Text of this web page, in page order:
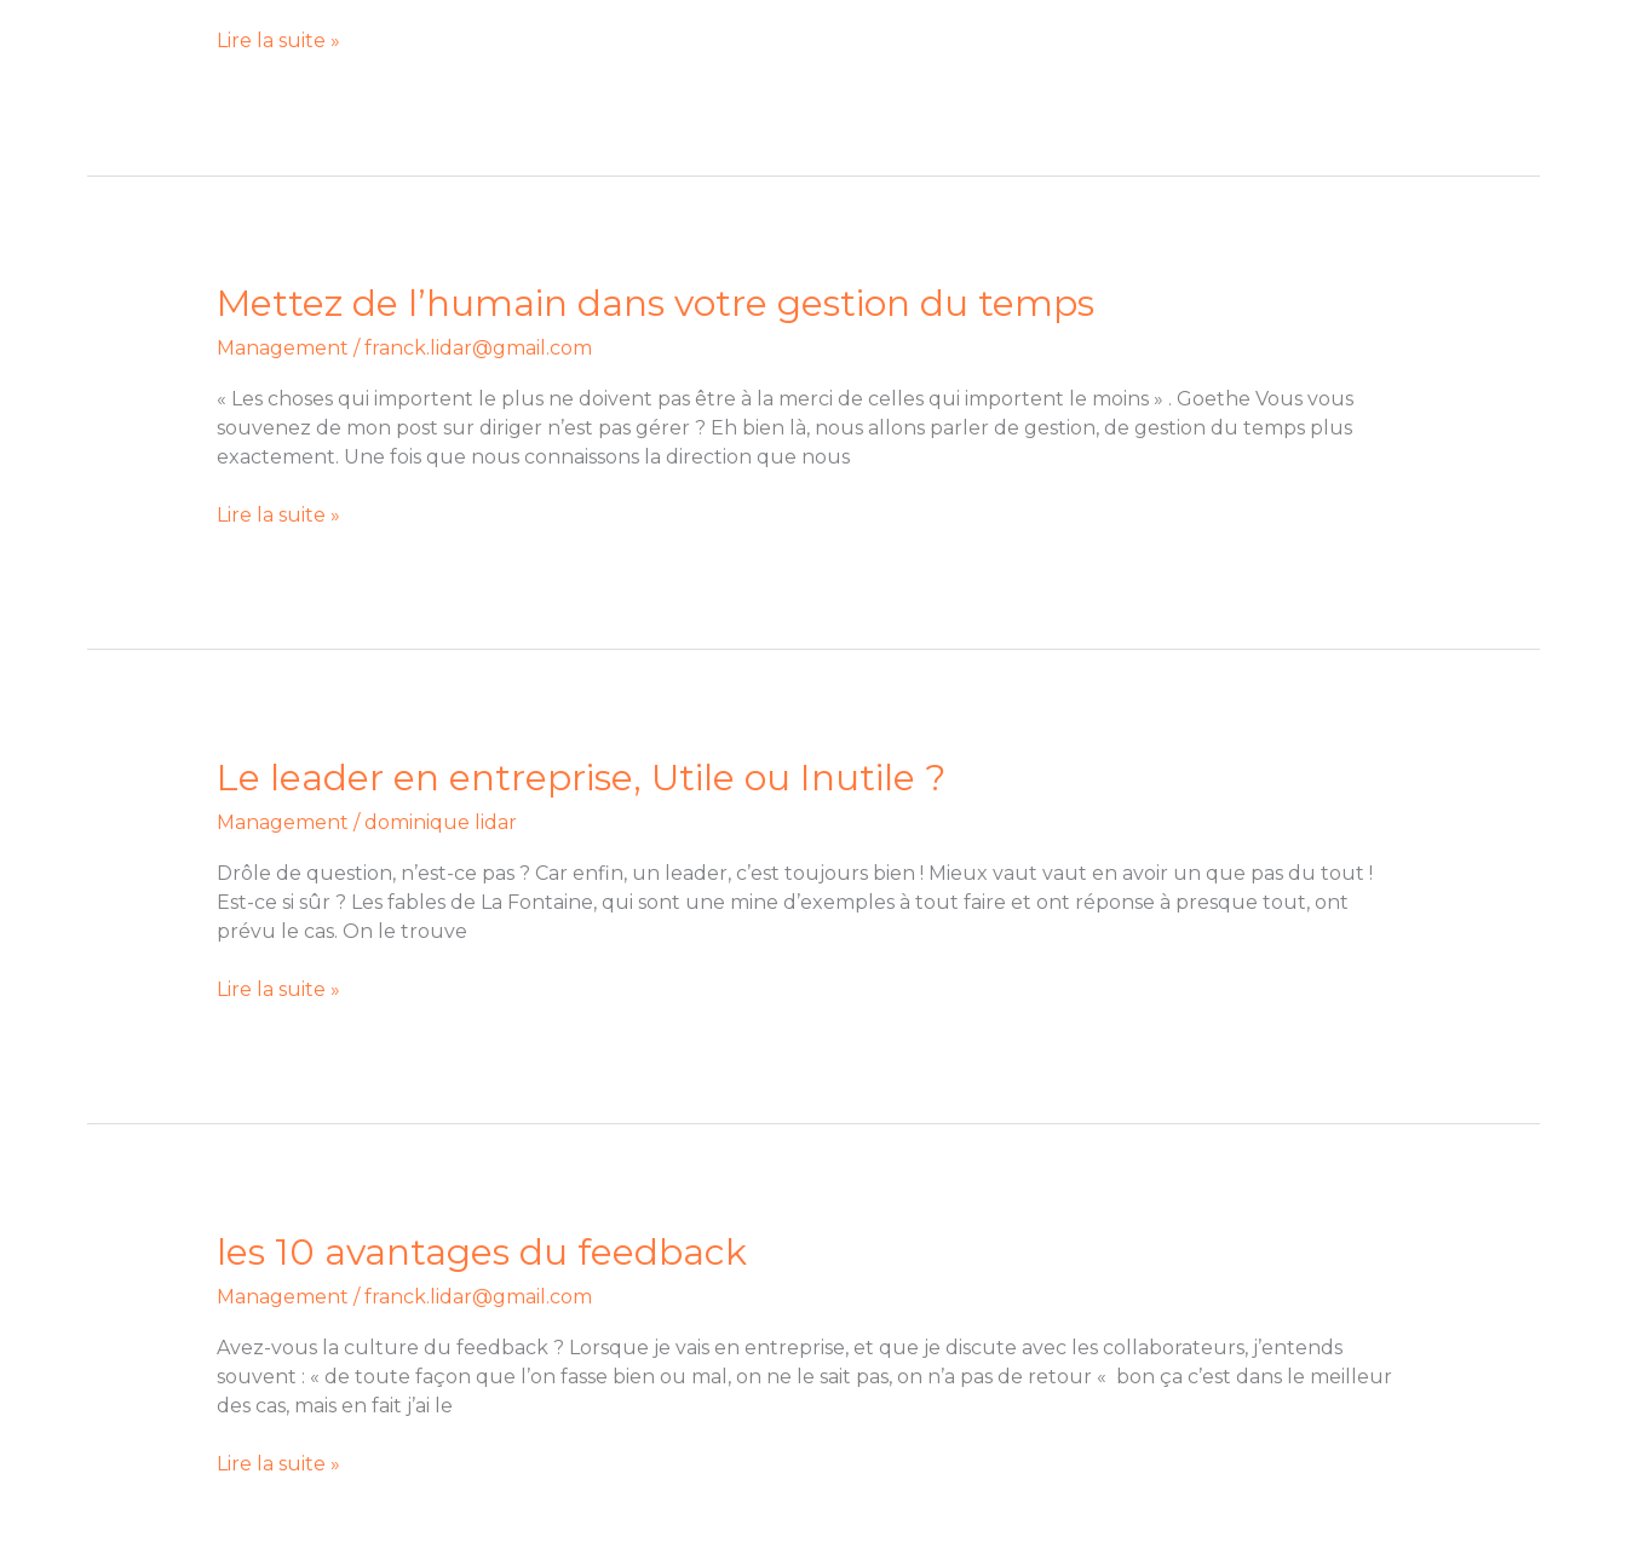
Lire la suite »
Mettez de l’humain dans votre gestion du temps
Management /franck.lidar@gmail.com
« Les choses qui importent le plus ne doivent pas être à la merci de celles qui importent le moins » . Goethe Vous vous
souvenez de mon post sur diriger n’est pas gérer ? Eh bien là, nous allons parler de gestion, de gestion du temps plus
exactement. Une fois que nous connaissons la direction que nous
Mettez
de
l’humain
votre
gestion
du
Lire la suite »
Le leader en entreprise, Utile ou Inutile ?
Management /dominique lidar
Drôle de question, n’est-ce pas ? Car enfin, un leader, c’est toujours bien ! Mieux vaut vaut en avoir un que pas du tout !
Est-ce si sûr ? Les fables de La Fontaine, qui sont une mine d’exemples à tout faire et ont réponse à presque tout, ont
prévu le cas. On le trouve
Le
leader
en
Utile
ou
Inutile
Lire la suite »
les 10 avantages du feedback
Management /franck.lidar@gmail.com
Avez-vous la culture du feedback ? Lorsque je vais en entreprise, et que je discute avec les collaborateurs, j’entends
souvent : « de toute façon que l’on fasse bien ou mal, on ne le sait pas, on n’a pas de retour « bon ça c’est dans le meilleur
des cas, mais en fait j’ai le
les
10
avantages
feedback
Lire la suite »